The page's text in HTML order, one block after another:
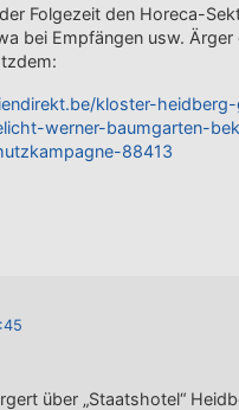
Folgezeit den Horeca-
bei Empfängen usw. Ärger
kloster-
werner-baumgarten-
88413
über „Staatshotel“